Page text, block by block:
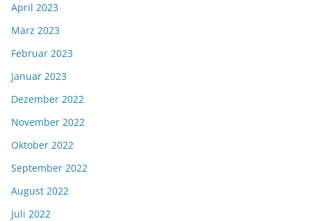
April 2023
März 2023
Februar 2023
Januar 2023
Dezember 2022
November 2022
Oktober 2022
September 2022
August 2022
Juli 2022